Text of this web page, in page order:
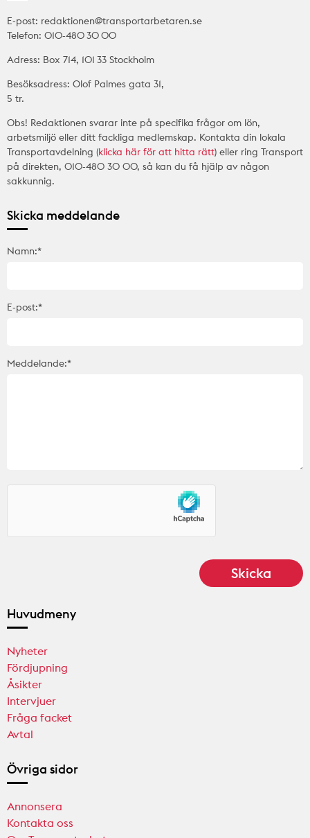
E-post: redaktionen@transportarbetaren.se
Telefon: 010-480 30 00
Adress: Box 714, 101 33 Stockholm
Besöksadress: Olof Palmes gata 31,
5 tr.
Obs! Redaktionen svarar inte på specifika frågor om lön,
arbetsmiljö eller ditt fackliga medlemskap. Kontakta din lokala
Transportavdelning (klicka här för att hitta rätt) eller ring Transport
på direkten, 010-480 30 00, så kan du få hjälp av någon
sakkunnig.
Skicka meddelande
Namn:*
E-post:*
Meddelande:*
Huvudmeny
Nyheter
Fördjupning
Åsikter
Intervjuer
Fråga facket
Avtal
Övriga sidor
Annonsera
Kontakta oss